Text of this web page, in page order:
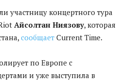
участницу концертного тура
Айсолтан Ниязову, которая
сообщает Current Time.
по Европе с
и уже выступила в